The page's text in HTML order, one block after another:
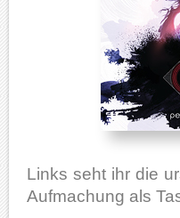
Links seht ihr die
Aufmachung als